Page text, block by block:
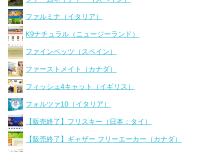
ファルミナ（イタリア）
K9ナチュラル（ニュージーランド）
ファインペッツ（スペイン）
ファーストメイト（カナダ）
フィッシュ4キャット（イギリス）
フォルツァ10（イタリア）
【販売終了】フリスキー（日本：タイ）
【販売終了】ギャザー フリーエーカー（カナダ）